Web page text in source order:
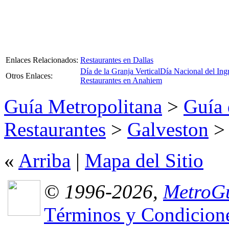
Enlaces Relacionados: Restaurantes en Dallas
Otros Enlaces:
Día de la Granja VerticalDía Nacional del
Restaurantes en Anahiem
Guía Metropolitana > Guía
Restaurantes > Galveston
« Arriba | Mapa del Sitio
© 1996-2026,
Términos y